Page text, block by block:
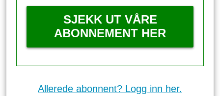
SJEKK UT VÅRE
ABONNEMENT HER
Allerede abonnent? Logg inn her.